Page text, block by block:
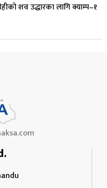
प्रदेश सरकारमा सहभागी नहुने
शव उद्धारका लागि क्याम्प–१